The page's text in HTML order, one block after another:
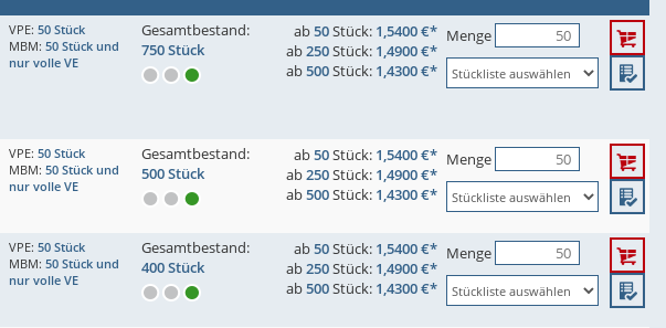
VPE: 50 Stück
MBM: 50 Stück und
nur volle VE
Gesamtbestand:
750 Stück
ab50Stück: 1,5400 €*
ab250Stück: 1,4900 €*
ab500Stück: 1,4300 €*
Menge
VPE: 50 Stück
MBM: 50 Stück und
nur volle VE
Gesamtbestand:
500 Stück
ab50Stück: 1,5400 €*
ab250Stück: 1,4900 €*
ab500Stück: 1,4300 €*
Menge
VPE: 50 Stück
MBM: 50 Stück und
nur volle VE
Gesamtbestand:
400 Stück
ab50Stück: 1,5400 €*
ab250Stück: 1,4900 €*
ab500Stück: 1,4300 €*
Menge